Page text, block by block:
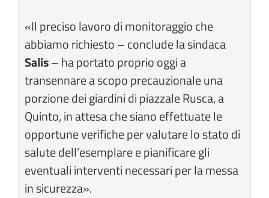
«Il preciso lavoro di monitoraggio che
abbiamo richiesto – conclude la sindaca
Salis– ha portato proprio oggi a
transennare a scopo precauzionale una
porzione dei giardini di piazzale Rusca, a
Quinto, in attesa che siano effettuate le
opportune verifiche per valutare lo stato di
salute dell’esemplare e pianificare gli
eventuali interventi necessari per la messa
in sicurezza».